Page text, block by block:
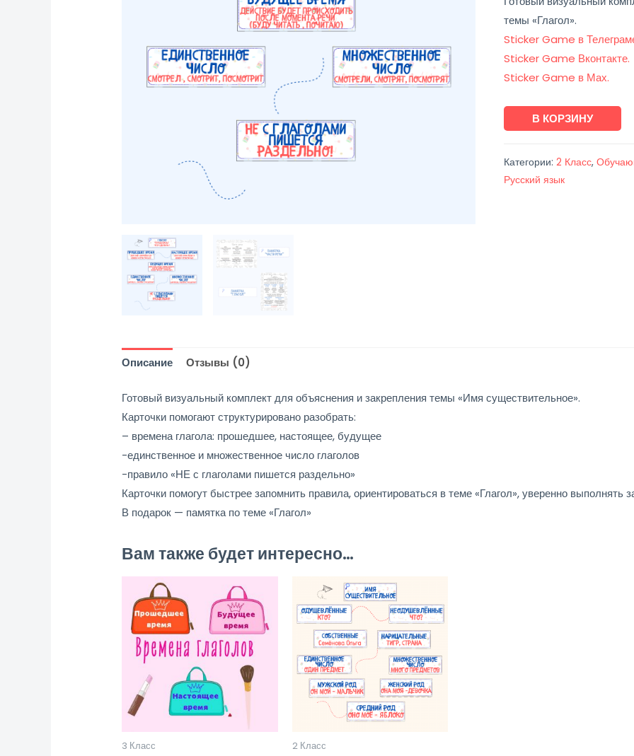
темы «Глагол».
Sticker Game в
Sticker Game Вконтакте.
Sticker Game в Мах.
Количество
товара
карточек
В КОРЗИНУ
Категории: 2 Класс,
Русский язык
Описание Отзывы (0)
Готовый визуальный комплект для объяснения и закрепления темы «Имя существительное».
Карточки помогают структурировано разобрать:
– времена глагола: прошедшее, настоящее, будущее
-единственное и множественное число глаголов
-правило «НЕ с глаголами пишется раздельно»
Карточки помогут быстрее запомнить правила, ориентироваться в теме «Глагол», уверенно выполнять
В подарок — памятка по теме «Глагол»
Вам также будет интересно…
3 Класс 2 Класс